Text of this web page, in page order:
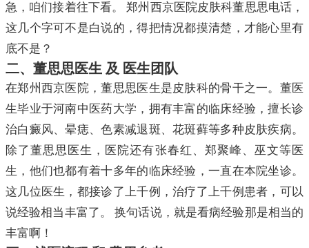
急，咱们接着往下看。 郑州西京医院皮肤科董思思电话，
这几个字可不是白说的，得把情况都摸清楚，才能心里有
底不是？
二、董思思医生 及 医生团队
在郑州西京医院，董思思医生是皮肤科的骨干之一。董医
生毕业于河南中医药大学，拥有丰富的临床经验，擅长诊
治白癜风、晕痣、色素减退斑、花斑藓等多种皮肤疾病。
除了董思思医生，医院还有张春红、郑聚峰、巫文等医
生，他们也都有着十多年的临床经验，一直在本院坐诊。
这几位医生，都接诊了上千例，治疗了上千例患者，可以
说经验相当丰富了。 换句话说，就是看病经验那是相当的
丰富啊！